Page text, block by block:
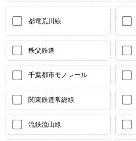
都電荒川線
秩父鉄道
千葉都市モノレール
関東鉄道常総線
流鉄流山線